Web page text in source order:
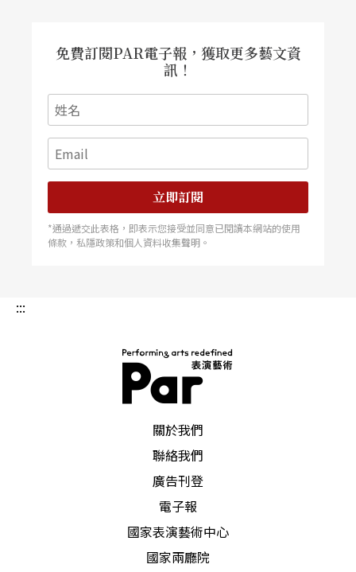
免費訂閱PAR電子報，獲取更多藝文資
訊！
立即訂閱
*通過遞交此表格，即表示您接受並同意已閱讀本網站的使用
條款，私隱政策和個人資料收集聲明。
:::
關於我們
聯絡我們
廣告刊登
電子報
國家表演藝術中心
國家兩廳院